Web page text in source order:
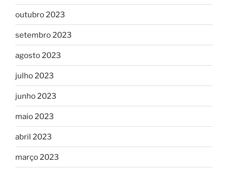
outubro 2023
setembro 2023
agosto 2023
julho 2023
junho 2023
maio 2023
abril 2023
março 2023